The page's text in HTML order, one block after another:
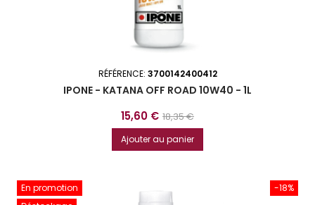
RÉFÉRENCE: 3700142400412
IPONE - KATANA OFF ROAD 10W40 - 1L
Prix
15,60 € Prix
base
18,35 €
Ajouter au panier
-18%
En promotion